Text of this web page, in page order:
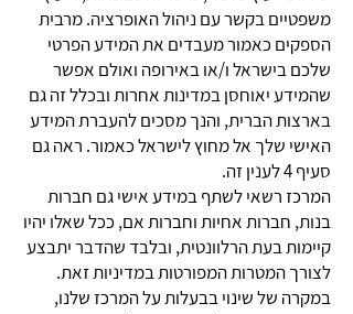
משפטיים בקשר עם ניהול האופרציה. מרבית
הספקים כאמור מעבדים את המידע הפרטי
שלכם בישראל ו/או באירופה ואולם אפשר
שהמידע יאוחסן במדינות אחרות ובכלל זה גם
בארצות הברית, והנך מסכים להעברת המידע
האישי שלך אל מחוץ לישראל כאמור. ראה גם
סעיף 4 לענין זה.
המרכז רשאי לשתף במידע אישי גם חברות
בנות, חברות אחיות וחברות אם, ככל שאלו יהיו
קיימות בעת הרלוונטית, ובלבד שהדבר יתבצע
לצורך המטרות המפורטות במדיניות זאת.
במקרה של שינוי בבעלות על המרכז שלנו,